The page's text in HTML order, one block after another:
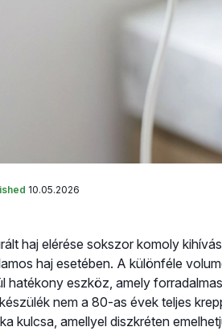
10.05.2026
haj elérése sokszor komoly
haj esetében. A különféle
hatékony eszköz, amely
nem a 80-as évek teljes
kulcsa, amellyel diszkréten